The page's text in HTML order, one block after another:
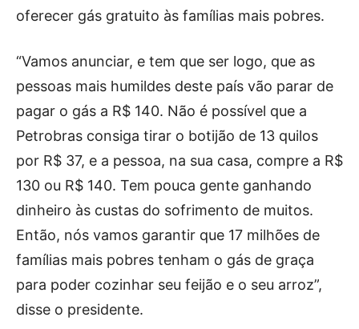
oferecer gás gratuito às famílias mais pobres.
“Vamos anunciar, e tem que ser logo, que as
pessoas mais humildes deste país vão parar de
pagar o gás a R$ 140. Não é possível que a
Petrobras consiga tirar o botijão de 13 quilos
por R$ 37, e a pessoa, na sua casa, compre a R$
130 ou R$ 140. Tem pouca gente ganhando
dinheiro às custas do sofrimento de muitos.
Então, nós vamos garantir que 17 milhões de
famílias mais pobres tenham o gás de graça
para poder cozinhar seu feijão e o seu arroz”,
disse o presidente.